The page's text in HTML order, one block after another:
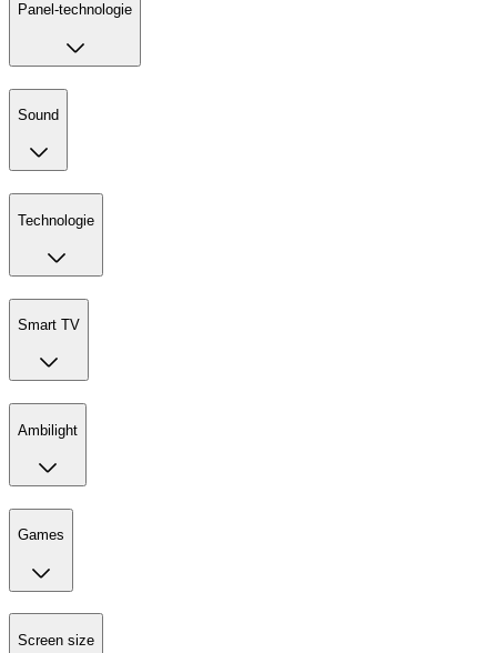
Panel-technologie
Sound
Technologie
Smart TV
Ambilight
Games
Screen size